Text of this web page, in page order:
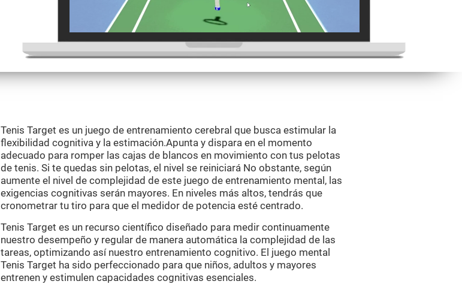
Tenis Target es un juego de entrenamiento cerebral que busca estimular la
flexibilidad cognitiva y la estimación.Apunta y dispara en el momento
adecuado para romper las cajas de blancos en movimiento con tus pelotas
de tenis. Si te quedas sin pelotas, el nivel se reiniciará No obstante, según
aumente el nivel de complejidad de este juego de entrenamiento mental, las
exigencias cognitivas serán mayores. En niveles más altos, tendrás que
cronometrar tu tiro para que el medidor de potencia esté centrado.
Tenis Target es un recurso científico diseñado para medir continuamente
nuestro desempeño y regular de manera automática la complejidad de las
tareas, optimizando así nuestro entrenamiento cognitivo. El juego mental
Tenis Target ha sido perfeccionado para que niños, adultos y mayores
entrenen y estimulen capacidades cognitivas esenciales.